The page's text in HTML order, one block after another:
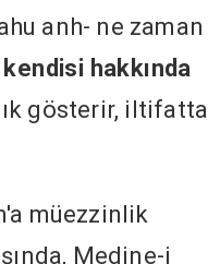
anh- ne zaman
hakkında
gösterir, iltifatta
müezzinlik
Medine-i